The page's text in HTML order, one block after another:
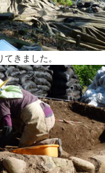
きました。